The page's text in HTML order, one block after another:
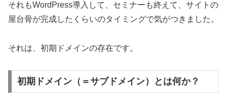
それもWordPress導入して、セミナーも終えて、サイトの
屋台骨が完成したくらいのタイミングで気がつきました。
それは、初期ドメインの存在です。
初期ドメイン（＝サブドメイン）とは何か？